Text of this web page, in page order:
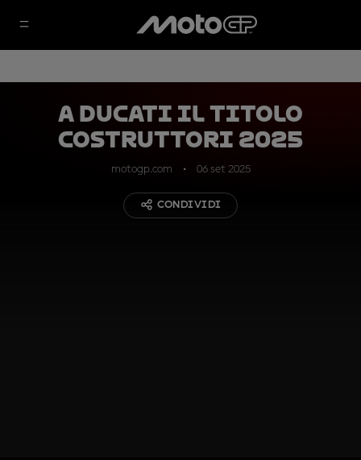
A Ducati il titolo
costruttori 2025
motogp.com 06 set 2025
CONDIVIDI